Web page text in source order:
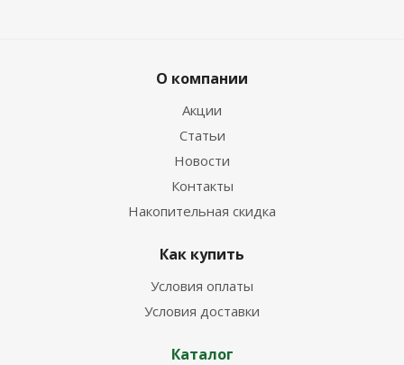
О компании
Акции
Статьи
Новости
Контакты
Накопительная скидка
Как купить
Условия оплаты
Условия доставки
Каталог